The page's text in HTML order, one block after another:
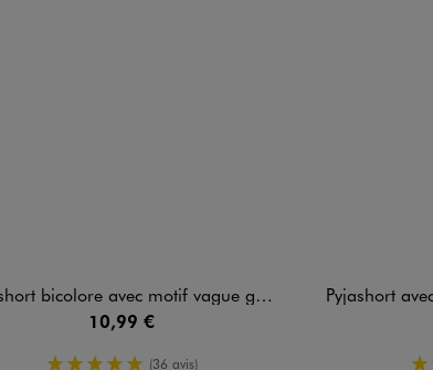
bicolore avec motif vague garçon
10,99 €
5/5 de moyenne
(36 avis)
Pyjashort avec